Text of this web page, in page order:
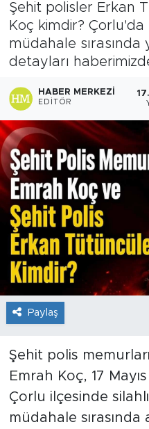
Şehit polisler Erkan
Koç kimdir? Çorlu'da
müdahale sırasında
detayları
HABER MERKEZI
EDITÖR
Paylaş
Şehit polis
Emrah Koç, 17
Çorlu ilçesinde
müdahale
Sağlık
Sağlık Turizmi
Sanat
Spor
Teknoloji
Son Dakika
Haber Arşivi